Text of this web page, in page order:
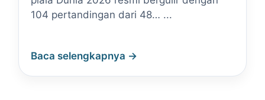
104 pertandingan dari 48… ...
Baca selengkapnya →